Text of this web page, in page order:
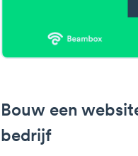
Bouw een
bedrijf